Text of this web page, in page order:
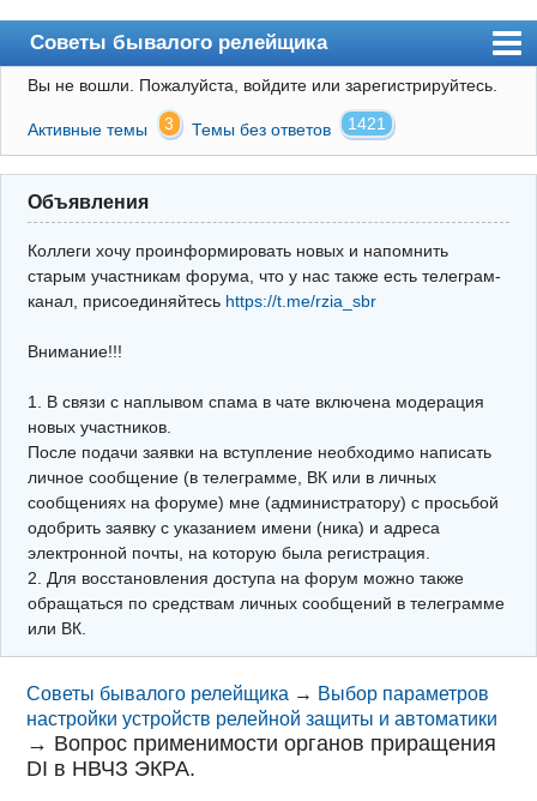
Советы бывалого релейщика
Форум
Правила
Поиск
Регистрация
Архив
Почта
Поиск релейщика
Видео РЗиА
Фотохостинг
Телеграм
Вы не вошли. Пожалуйста, войдите или зарегистрируйтесь.
Активные темы 3 Темы без ответов 1421
Объявления
Коллеги хочу проинформировать новых и напомнить
старым участникам форума, что у нас также есть телеграм-
канал, присоединяйтесь https://t.me/rzia_sbr
Внимание!!!
1. В связи с наплывом спама в чате включена модерация
новых участников.
После подачи заявки на вступление необходимо написать
личное сообщение (в телеграмме, ВК или в личных
сообщениях на форуме) мне (администратору) с просьбой
одобрить заявку с указанием имени (ника) и адреса
электронной почты, на которую была регистрация.
2. Для восстановления доступа на форум можно также
обращаться по средствам личных сообщений в телеграмме
или ВК.
Советы бывалого релейщика → Выбор параметров
настройки устройств релейной защиты и автоматики
→ Вопрос применимости органов приращения
DI в НВЧЗ ЭКРА.